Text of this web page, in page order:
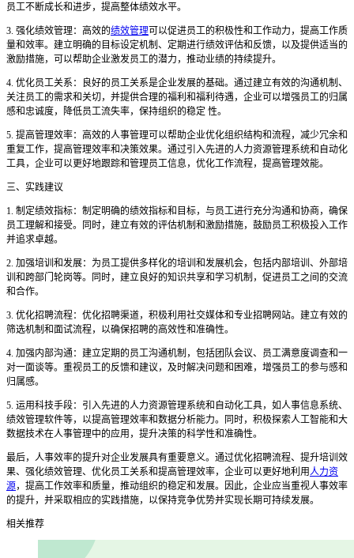
员工不断成长和进步，提高整体绩效水平。
3. 强化绩效管理：高效的绩效管理可以促进员工的积极性和工作动力，提高工作质
量和效率。建立明确的目标设定机制、定期进行绩效评估和反馈，以及提供适当的
激励措施，可以帮助企业激发员工的潜力，推动业绩的持续提升。
4. 优化员工关系：良好的员工关系是企业发展的基础。通过建立有效的沟通机制、
关注员工的需求和关切，并提供合理的福利和福利待遇，企业可以增强员工的归属
感和忠诚度，降低员工流失率，保持组织的稳定 性。
5. 提高管理效率：高效的人事管理可以帮助企业优化组织结构和流程，减少冗余和
重复工作，提高管理效率和决策效果。通过引入先进的人力资源管理系统和自动化
工具，企业可以更好地跟踪和管理员工信息，优化工作流程，提高管理效能。
三、实践建议
1. 制定绩效指标：制定明确的绩效指标和目标，与员工进行充分沟通和协商，确保
员工理解和接受。同时，建立有效的评估机制和激励措施，鼓励员工积极投入工作
并追求卓越。
2. 加强培训和发展：为员工提供多样化的培训和发展机会，包括内部培训、外部培
训和跨部门轮岗等。同时，建立良好的知识共享和学习机制，促进员工之间的交流
和合作。
3. 优化招聘流程：优化招聘渠道，积极利用社交媒体和专业招聘网站。建立有效的
筛选机制和面试流程，以确保招聘的高效性和准确性。
4. 加强内部沟通：建立定期的员工沟通机制，包括团队会议、员工满意度调查和一
对一面谈等。重视员工的反馈和建议，及时解决问题和困难，增强员工的参与感和
归属感。
5. 运用科技手段：引入先进的人力资源管理系统和自动化工具，如人事信息系统、
绩效管理软件等，以提高管理效率和数据分析能力。同时，积极探索人工智能和大
数据技术在人事管理中的应用，提升决策的科学性和准确性。
最后，人事效率的提升对企业发展具有重要意义。通过优化招聘流程、提升培训效
果、强化绩效管理、优化员工关系和提高管理效率，企业可以更好地利用人力资
源，提高工作效率和质量，推动组织的稳定和发展。因此，企业应当重视人事效率
的提升，并采取相应的实践措施，以保持竞争优势并实现长期可持续发展。
相关推荐